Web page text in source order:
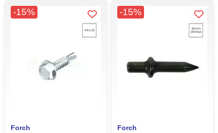
-15%
Forch
-15%
Forch